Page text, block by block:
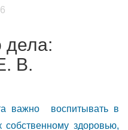
дела:
В.
важно воспитывать в
собственному здоровью,